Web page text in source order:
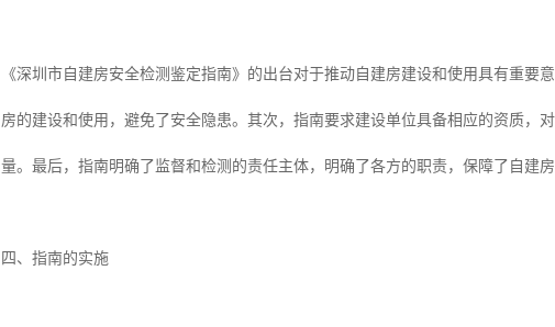
《深圳市自建房安全检测鉴定指南》的出台对于推动自建房建设和使用具有重
房的建设和使用，避免了安全隐患。其次，指南要求建设单位具备相应的资质，
量。最后，指南明确了监督和检测的责任主体，明确了各方的职责，保障了自建房
四、指南的实施